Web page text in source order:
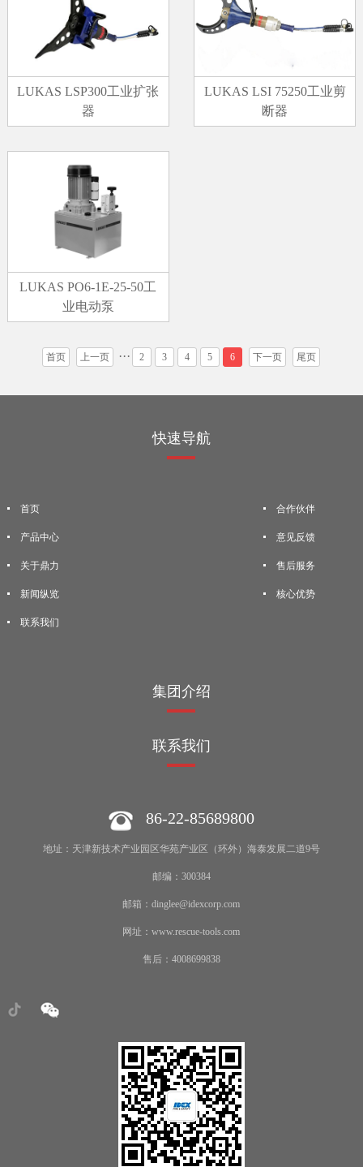
LUKAS LSP300工业扩张
器
LUKAS LSI 75250工业剪
断器
LUKAS PO6-1E-25-50工
业电动泵
首页 上一页 ··· 2 3 4 5 6 下一页 尾页
快速导航
首页
产品中心
关于鼎力
新闻纵览
联系我们
合作伙伴
意见反馈
售后服务
核心优势
集团介绍
联系我们
86-22-85689800
地址：天津新技术产业园区华苑产业区（环外）海泰发展二道9号
邮编：300384
邮箱：dinglee@idexcorp.com
网址：www.rescue-tools.com
售后：4008699838